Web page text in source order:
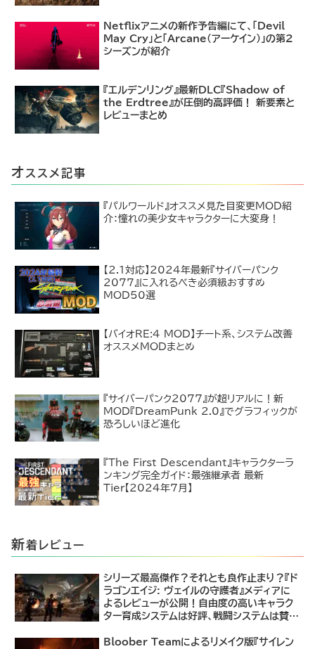
Netflixアニメの新作予告編にて、「Devil
May Cry」と「Arcane（アーケイン）」の第2
シーズンが紹介
『エルデンリング』最新DLC『Shadow of
the Erdtree』が圧倒的高評価！ 新要素と
レビューまとめ
オ ススメ記事
『パルワールド』オススメ見た目変更MOD紹
介：憧れの美少女キャラクターに大変身！
【2.1対応】2024年最新『サイバーパンク
2077』に入れるべき必須級おすすめ
MOD50選
【バイオRE:4 MOD】チート系、システム改善
オススメMODまとめ
『サイバーパンク2077』が超リアルに！新
MOD『DreamPunk 2.0』でグラフィックが
恐ろしいほど進化
『The First Descendant』キャラクターラ
ンキング完全ガイド：最強継承者 最新
Tier【2024年7月】
新着レビュー
シリーズ最高傑作？それとも良作止まり？『ド
ラゴンエイジ: ヴェイルの守護者』メディアに
よるレビューが公開！自由度の高いキャラク
ター育成システムは好評、戦闘システムは賛否
Bloober Teamによるリメイク版『サイレン